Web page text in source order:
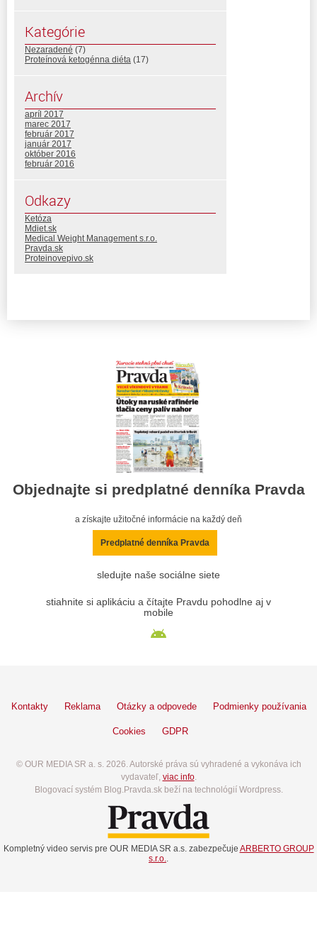
Kategórie
Nezaradené (7)
Proteínová ketogénna diéta (17)
Archív
apríl 2017
marec 2017
február 2017
január 2017
október 2016
február 2016
Odkazy
Ketóza
Mdiet.sk
Medical Weight Management s.r.o.
Pravda.sk
Proteinovepivo.sk
Objednajte si predplatné denníka Pravda
a získajte užitočné informácie na každý deň
Predplatné denníka Pravda
sledujte naše sociálne siete
stiahnite si aplikáciu a čítajte Pravdu pohodlne aj v
mobile
Kontakty Reklama Otázky a odpovede Podmienky používania
Cookies GDPR
© OUR MEDIA SR a. s. 2026. Autorské práva sú vyhradené a vykonáva ich
vydavateľ, viac info.
Blogovací systém Blog.Pravda.sk beží na technológií Wordpress.
Kompletný video servis pre OUR MEDIA SR a.s. zabezpečuje ARBERTO GROUP
s.r.o.